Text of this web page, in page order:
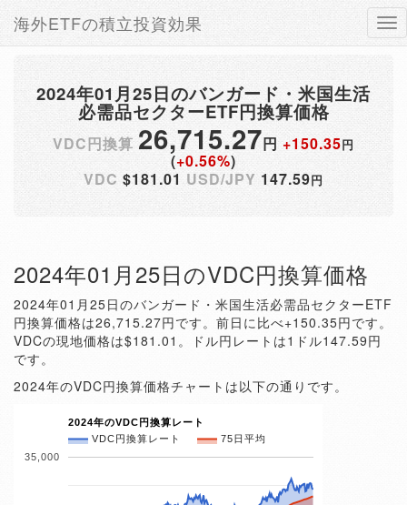
海外ETFの積立投資効果
2024年01月25日のバンガード・米国生活
必需品セクターETF円換算価格
VDC円換算 26,715.27円 +150.35円
(+0.56%)
VDC $181.01 USD/JPY 147.59円
2024年01月25日のVDC円換算価格
2024年01月25日のバンガード・米国生活必需品セクターETF
円換算価格は26,715.27円です。前日に比べ+150.35円です。
VDCの現地価格は$181.01。ドル円レートは1ドル147.59円
です。
2024年のVDC円換算価格チャートは以下の通りです。
2024年のVDC円換算レート
VDC円換算レート
75日平均
35,000